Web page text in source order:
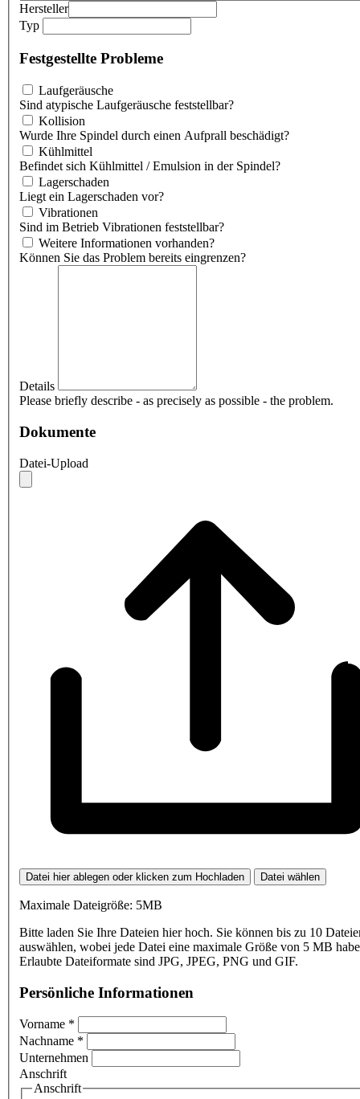
Hersteller
Typ
Festgestellte Probleme
Laufgeräusche
Sind atypische Laufgeräusche feststellbar?
Kollision
Wurde Ihre Spindel durch einen Aufprall beschädigt?
Kühlmittel
Befindet sich Kühlmittel / Emulsion in der Spindel?
Lagerschaden
Liegt ein Lagerschaden vor?
Vibrationen
Sind im Betrieb Vibrationen feststellbar?
Weitere Informationen vorhanden?
Können Sie das Problem bereits eingrenzen?
Details
Please briefly describe - as precisely as possible - the problem.
Dokumente
Datei-Upload
Datei hier ablegen oder klicken zum Hochladen Datei wählen
Maximale Dateigröße: 5MB
Bitte laden Sie Ihre Dateien hier hoch. Sie können bis zu 10
auswählen, wobei jede Datei eine maximale Größe von 5 MB
Erlaubte Dateiformate sind JPG, JPEG, PNG und GIF.
Persönliche Informationen
Vorname *
Nachname *
Unternehmen
Anschrift
Anschrift